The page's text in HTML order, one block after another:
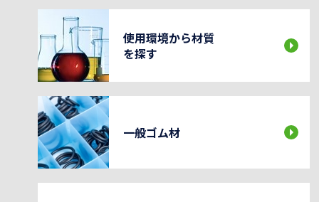
使用環境から材質
を探す
一般ゴム材